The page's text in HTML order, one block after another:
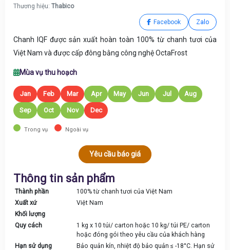
Thương hiệu: Thabico
Facebook Zalo
Chanh IQF được sản xuất hoàn toàn 100% từ chanh tươi của
Việt Nam và được cấp đông bằng công nghệ OctaFrost
Mùa vụ thu hoạch
Jan Feb Mar Apr May Jun Jul Aug
Sep Oct Nov Dec
Trong vụ Ngoài vụ
Yêu cầu báo giá
Thông tin sản phẩm
Thành phần
100% từ chanh tươi của Việt Nam
Xuất xứ
Việt Nam
Khối lượng
Quy cách
1 kg x 10 túi/ carton hoặc 10 kg/ túi PE/ carton
hoặc đóng gói theo yêu cầu của khách hàng
Hạn sử dụng
Bảo quản kín, nhiệt độ bảo quản ≤ -18°C. Hạn sử